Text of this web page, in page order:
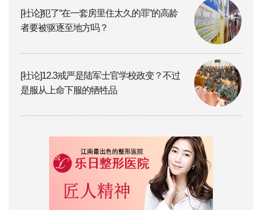
[社论]犯了“在一套房里住太久的罪”的高龄
者要被驱逐至地方吗？
[社论]12.3戒严是陆军士官学校政变？不过
是服从上命下服的牺牲品